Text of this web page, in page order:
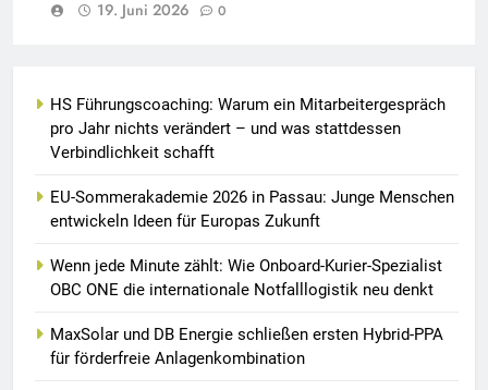
19. Juni 2026
0
HS Führungscoaching: Warum ein Mitarbeitergespräch
pro Jahr nichts verändert – und was stattdessen
Verbindlichkeit schafft
EU-Sommerakademie 2026 in Passau: Junge Menschen
entwickeln Ideen für Europas Zukunft
Wenn jede Minute zählt: Wie Onboard-Kurier-Spezialist
OBC ONE die internationale Notfalllogistik neu denkt
MaxSolar und DB Energie schließen ersten Hybrid-PPA
für förderfreie Anlagenkombination